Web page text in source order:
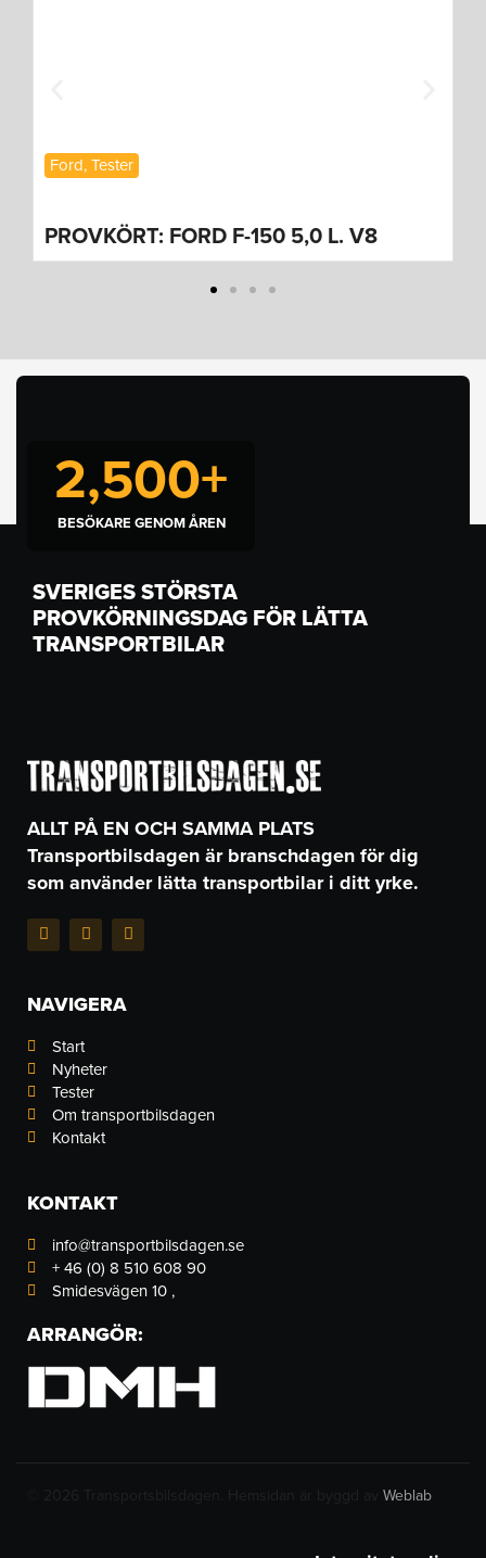
Ford,Tester
PROVKÖRT: FORD F-150 5,0 L. V8
BESÖKARE GENOM ÅREN
2,500+
SVERIGES STÖRSTA
PROVKÖRNINGSDAG FÖR LÄTTA
TRANSPORTBILAR
ALLT PÅ EN OCH SAMMA PLATS
Transportbilsdagen är branschdagen för dig
som använder lätta transportbilar i ditt yrke.
F
a
c
o
I
n
s
g
a
m
L
i
n
d
NAVIGERA
Start
Nyheter
Tester
Om transportbilsdagen
Kontakt
KONTAKT
info@transportbilsdagen.se
+ 46 (0) 8 510 608 90
Smidesvägen 10 ,
ARRANGÖR:
Weblab